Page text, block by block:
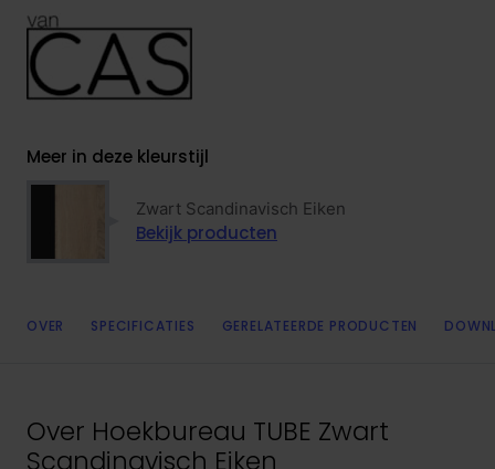
Meer in deze kleurstijl
Zwart Scandinavisch Eiken
Bekijk producten
OVER SPECIFICATIES GERELATEERDE PRODUCTEN
Over Hoekbureau TUBE Zwart
Scandinavisch Eiken